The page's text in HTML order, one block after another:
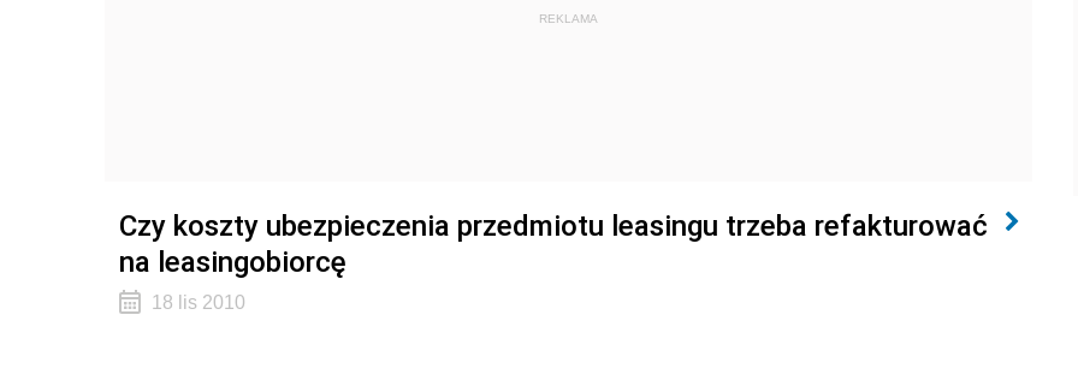
REKLAMA
Czy koszty ubezpieczenia przedmiotu leasingu trzeba refakturować
na leasingobiorcę
18 lis 2010